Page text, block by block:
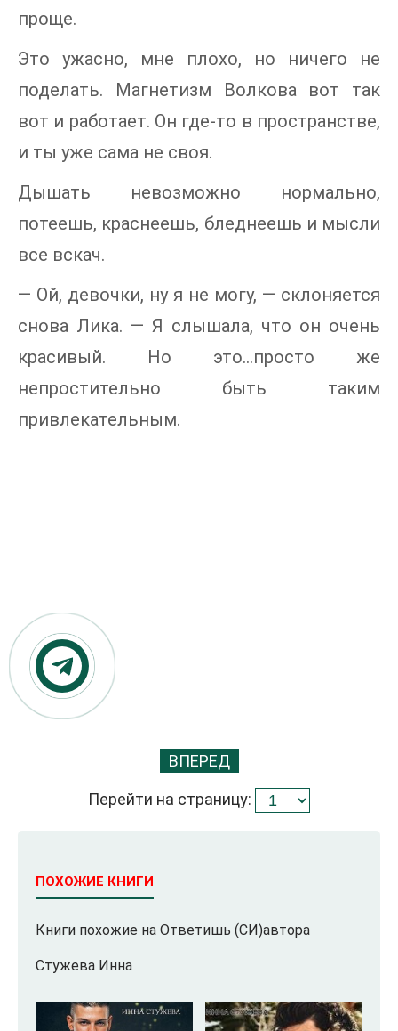
проще.
Это ужасно, мне плохо, но ничего не
поделать. Магнетизм Волкова вот так
вот и работает. Он где-то в пространстве,
и ты уже сама не своя.
Дышать невозможно нормально,
потеешь, краснеешь, бледнеешь и мысли
все вскач.
— Ой, девочки, ну я не могу, — склоняется
снова Лика. — Я слышала, что он очень
красивый. Но это…просто же
непростительно быть таким
привлекательным.
ВПЕРЕД
Перейти на страницу:
ПОХОЖИЕ КНИГИ
Книги похожие на Ответишь (СИ)автора
Стужева Инна